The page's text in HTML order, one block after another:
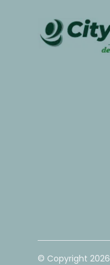
© Copyright 2026